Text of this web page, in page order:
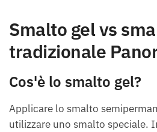
Smalto gel vs
tradizionale
Cos'è lo smalto gel?
Applicare lo smalto
utilizzare uno smalto speciale.